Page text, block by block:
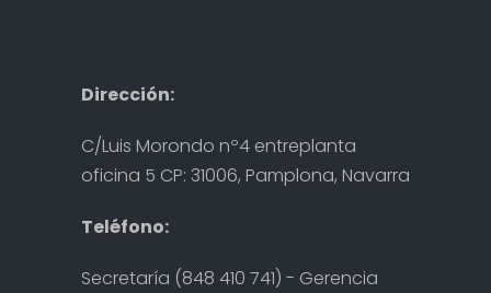
Dirección:
C/Luis Morondo nº4 entreplanta
oficina 5 CP: 31006, Pamplona, Navarra
Teléfono:
Secretaría (848 410 741) - Gerencia